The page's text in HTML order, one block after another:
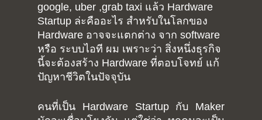
google, uber ,grab taxi แล้ว Hardware
Startup ล่ะคืออะไร สำหรับในโลกของ
Hardware อาจจะแตกต่าง จาก software
หรือ ระบบไอที ผม เพราะว่า สิ่งหนึ่งธุรกิจ
นี้จะต้องสร้าง Hardware ที่ตอบโจทย์ แก้
ปัญหาชีวิตในปัจจุบัน
คนที่เป็น Hardware Startup กับ Maker